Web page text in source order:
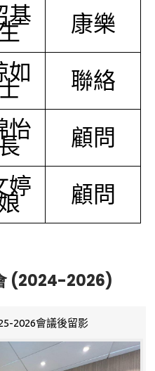
基 康樂
如 聯絡
怡 顧問
婷 顧問
(2024-2026)
2026會議後留影